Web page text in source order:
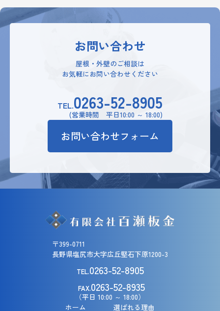
お問い合わせ
屋根・外壁のご相談は
お気軽にお問い合わせください
TEL.0263-52-8905
(営業時間 平日10:00 ～ 18:00)
お問い合わせフォーム
〒399-0711
長野県塩尻市大字広丘堅石下原1200-3
TEL.0263-52-8905
FAX.0263-52-8935
（平日 10:00 ～ 18:00）
ホーム
選ばれる理由